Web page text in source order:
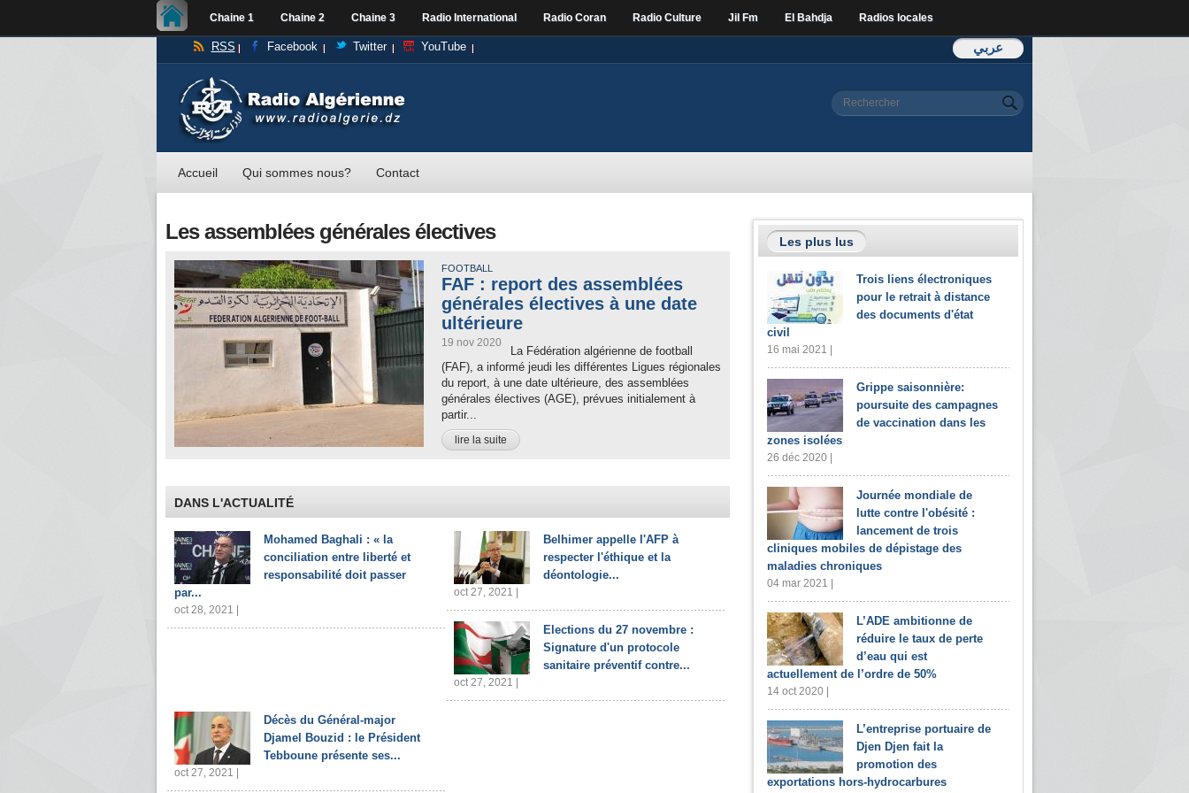
Chaine 1 Chaine 2 Chaine 3 Radio International Radio Coran Radio Culture Jil Fm El Bahdja Radios locales
عربي RSS Facebook Twitter YouTube
Formulaire de
Rechercher
Accueil Qui sommes nous? Contact
Les assemblées générales électives
FOOTBALL
FAF : report des assemblées
générales électives à une date
ultérieure
19 nov 2020
La Fédération algérienne de football
(FAF), a informé jeudi les différentes Ligues régionales
du report, à une date ultérieure, des assemblées
générales électives (AGE), prévues initialement à
partir...
lire la suite
DANS L'ACTUALITÉ
Mohamed Baghali : « la
conciliation entre liberté et
responsabilité doit passer
par...
oct 28, 2021 |
Belhimer appelle l'AFP à
respecter l'éthique et la
déontologie...
oct 27, 2021 |
Elections du 27 novembre :
Signature d'un protocole
sanitaire préventif contre...
oct 27, 2021 |
Décès du Général-major
Djamel Bouzid : le Président
Tebboune présente ses...
oct 27, 2021 |
Les plus lus
Trois liens électroniques
pour le retrait à distance
des documents d'état
civil
16 mai 2021 |
Grippe saisonnière:
poursuite des campagnes
de vaccination dans les
zones isolées
26 déc 2020 |
Journée mondiale de
lutte contre l'obésité :
lancement de trois
cliniques mobiles de dépistage des
maladies chroniques
04 mar 2021 |
L’ADE ambitionne de
réduire le taux de perte
d’eau qui est
actuellement de l’ordre de 50%
14 oct 2020 |
L’entreprise portuaire de
Djen Djen fait la
promotion des
exportations hors-hydrocarbures